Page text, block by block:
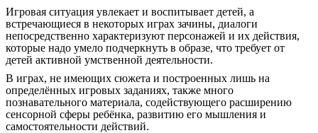
Игровая ситуация увлекает и воспитывает детей, а
встречающиеся в некоторых играх зачины, диалоги
непосредственно характеризуют персонажей и их действия,
которые надо умело подчеркнуть в образе, что требует от
детей активной умственной деятельности.
В играх, не имеющих сюжета и построенных лишь на
определённых игровых заданиях, также много
познавательного материала, содействующего расширению
сенсорной сферы ребёнка, развитию его мышления и
самостоятельности действий.